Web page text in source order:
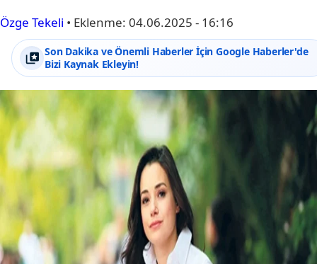
Özge Tekeli • Eklenme: 04.06.2025 - 16:16
Son Dakika ve Önemli Haberler İçin Google Haberler'de
Bizi Kaynak Ekleyin!